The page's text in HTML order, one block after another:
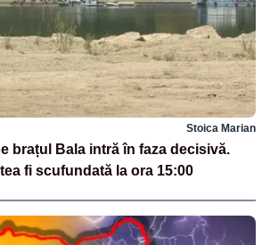
Stoica Marian
brațul Bala intră în faza decisivă.
fi scufundată la ora 15:00